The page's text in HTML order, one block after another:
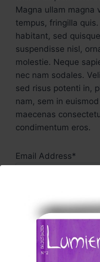
Magna ullam magna
tempus, fringilla
habitant, sed
suspendisse nisl,
molestie. Neque
nec nam sodales.
sed risus potenti in,
nam, sem in
maecenas
condimentum eros.
Email Address*
FIRSTNAME